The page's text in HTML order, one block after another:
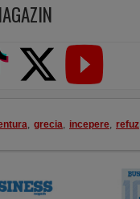
, grecia, incepere, refuz